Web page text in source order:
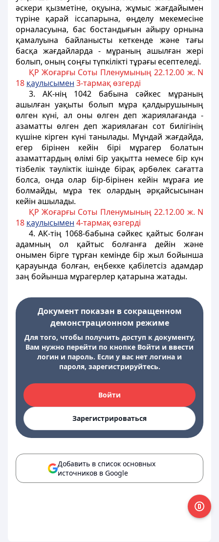
әскери қызметіне, оқуына, жұмыс жағдайымен
түріне қарай іссапарына, өңделу мекемесіне
орналасуына, бас бостандығын айыру орнына
қамалуына байланысты кеткенде және тағы
басқа жағдайларда - мұраның ашылған жері
болып, оның соңғы түпкілікті тұрағы есептеледі.
ҚР Жоғарғы Соты Пленумының 22.12.00 ж. N
18 қаулысымен 3-тармақ өзгерді
3. АК-нің 1042 бабына сәйкес мұраның
ашылған уақыты болып мұра қалдырушының
өлген күні, ал оны өлген деп жариялағанда -
азаматты өлген деп жариялаған сот билігінің
күшіне кірген күні танылады. Мұндай жағдайда,
егер бірінен кейін бірі мұрагер болатын
азаматтардың өлімі бір уақытта немесе бір күн
тізбелік тәуліктік ішінде бірақ әрбөлек сағатта
болса, онда олар бір-бірінен кейін мұраға ие
болмайды, мұра тек олардың әрқайсысынан
кейін ашылады.
ҚР Жоғарғы Соты Пленумының 22.12.00 ж. N
18 қаулысымен 4-тармақ өзгерді
4. АК-тiң 1068-бабына сәйкес қайтыс болған
адамның ол қайтыс болғанға дейін және
онымен бiрге тұрған кемінде бір жыл бойынша
қарауында болған, еңбекке қабілетсіз адамдар
заң бойынша мұрагерлер қатарына жатады.
Документ показан в сокращенном
демонстрационном режиме
Для того, чтобы получить доступ к документу,
Вам нужно перейти по кнопке Войти и ввести
логин и пароль. Если у вас нет логина и
пароля, зарегистрируйтесь.
Войти
Зарегистрироваться
Добавить в список основных
источников в Google